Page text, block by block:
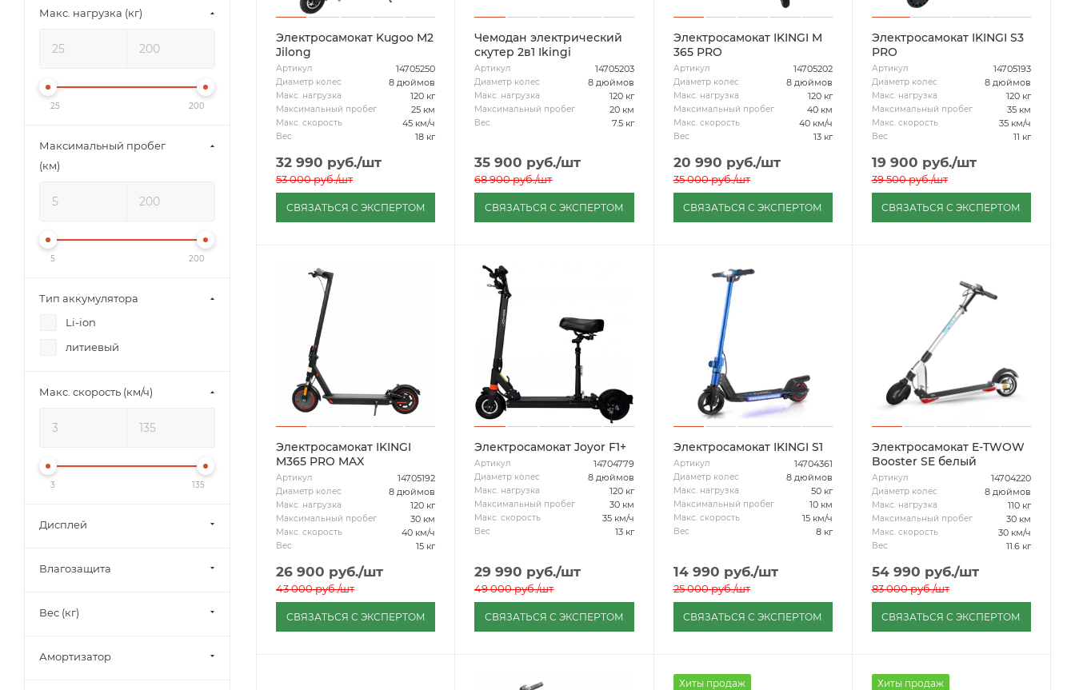
Электросамокат Kugoo M2
Jilong
Артикул 14705250
Диаметр колес 8 дюймов
Макс. нагрузка 120 кг
Максимальный пробег 25 км
Макс. скорость 45 км/ч
Вес 18 кг
32 990 руб./шт
53 000руб./шт
СВЯЗАТЬСЯ С ЭКСПЕРТОМ
Чемодан электрический
скутер 2в1 Ikingi
Артикул 14705203
Диаметр колес 8 дюймов
Макс. нагрузка 120 кг
Максимальный пробег 20 км
Вес 7.5 кг
35 900 руб./шт
68 900руб./шт
СВЯЗАТЬСЯ С ЭКСПЕРТОМ
Электросамокат IKINGI M
365 PRO
Артикул 14705202
Диаметр колес 8 дюймов
Макс. нагрузка 120 кг
Максимальный пробег 40 км
Макс. скорость 40 км/ч
Вес 13 кг
20 990 руб./шт
35 000руб./шт
СВЯЗАТЬСЯ С ЭКСПЕРТОМ
Электросамокат IKINGI S3
PRO
Артикул 14705193
Диаметр колес 8 дюймов
Макс. нагрузка 120 кг
Максимальный пробег 35 км
Макс. скорость 35 км/ч
Вес 11 кг
19 900 руб./шт
39 500руб./шт
СВЯЗАТЬСЯ С ЭКСПЕРТОМ
Электросамокат IKINGI
M365 PRO MAX
Артикул 14705192
Диаметр колес 8 дюймов
Макс. нагрузка 120 кг
Максимальный пробег 30 км
Макс. скорость 40 км/ч
Вес 15 кг
26 900 руб./шт
43 000руб./шт
СВЯЗАТЬСЯ С ЭКСПЕРТОМ
Электросамокат Joyor F1+
Артикул 14704779
Диаметр колес 8 дюймов
Макс. нагрузка 120 кг
Максимальный пробег 30 км
Макс. скорость 35 км/ч
Вес 13 кг
29 990 руб./шт
49 000руб./шт
СВЯЗАТЬСЯ С ЭКСПЕРТОМ
Электросамокат IKINGI S1
Артикул 14704361
Диаметр колес 8 дюймов
Макс. нагрузка 50 кг
Максимальный пробег 10 км
Макс. скорость 15 км/ч
Вес 8 кг
14 990 руб./шт
25 000руб./шт
СВЯЗАТЬСЯ С ЭКСПЕРТОМ
Электросамокат E-TWOW
Booster SE белый
Артикул 14704220
Диаметр колес 8 дюймов
Макс. нагрузка 110 кг
Максимальный пробег 30 км
Макс. скорость 30 км/ч
Вес 11.6 кг
54 990 руб./шт
83 000руб./шт
СВЯЗАТЬСЯ С ЭКСПЕРТОМ
Хиты продаж Хиты продаж
Макс. нагрузка (кг)
25 200
Максимальный пробег
(км)
5 200
Тип аккумулятора
Li-ion
литиевый
Макс. скорость (км/ч)
3 135
Дисплей
Влагозащита
Вес (кг)
Амортизатор